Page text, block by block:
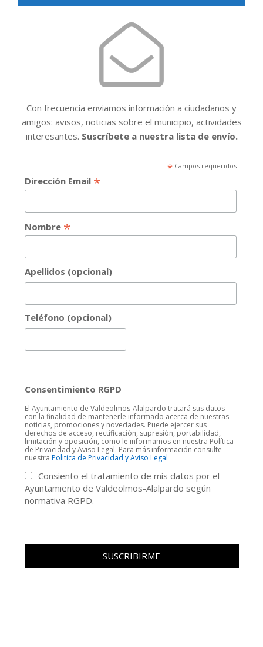
Con frecuencia enviamos información a ciudadanos y
amigos: avisos, noticias sobre el municipio, actividades
interesantes. Suscríbete a nuestra lista de envío.
*Campos requeridos
Dirección Email *
Nombre *
Apellidos (opcional)
Teléfono (opcional)
Consentimiento RGPD
El Ayuntamiento de Valdeolmos-Alalpardo tratará sus datos
con la finalidad de mantenerle informado acerca de nuestras
noticias, promociones y novedades. Puede ejercer sus
derechos de acceso, rectificación, supresión, portabilidad,
limitación y oposición, como le informamos en nuestra Política
de Privacidad y Aviso Legal. Para más información consulte
nuestra Politica de Privacidad y Aviso Legal
Consiento el tratamiento de mis datos por el
Ayuntamiento de Valdeolmos-Alalpardo según
normativa RGPD.